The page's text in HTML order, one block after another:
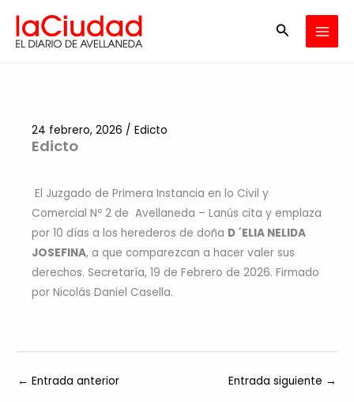
contenido
Buscar
Edicto
24 febrero, 2026 / Edicto
El Juzgado de Primera Instancia en lo Civil y
Comercial Nº 2 de Avellaneda – Lanús cita y emplaza
por 10 días a los herederos de doña D ´ELIA NELIDA
JOSEFINA, a que comparezcan a hacer valer sus
derechos. Secretaría, 19 de Febrero de 2026. Firmado
por Nicolás Daniel Casella.
← Entrada anterior Entrada siguiente →